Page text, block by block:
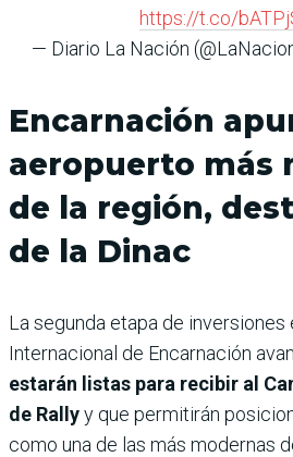
https://t.co/
— Diario La Nación
Encarnación
aeropuerto más
de la región,
de la Dinac
La segunda etapa de inversiones
Internacional de Encarnación
estarán listas para recibir al
de Rallyy que permitirán
como una de las más modernas